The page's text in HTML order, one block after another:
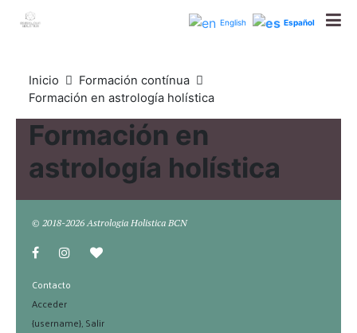
astrologiaholisticabcn
Inicio
Formación contínua
Formación en astrología holística
Formación en
astrología holística
© 2018-2026 Astrologia Holistica BCN
Contacto
Acceder
{username}, Salir
English Español